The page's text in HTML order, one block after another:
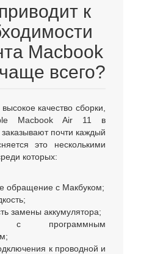
к
Macbook
всего?
качество сборки,
Macbook Air 11 в
почти каждый
это несколькими
которых:
обращение с Макбуком;
замены аккумулятора;
с программным
к проводной и